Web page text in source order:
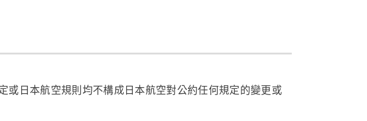
或日本航空規則均不構成日本航空對公約任何規定的變更或